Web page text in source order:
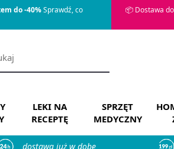
do -40%Sprawdź, co
📦 Dostawa
LEKI NA
RECEPTĘ
SPRZĘT
MEDYCZNY
dostawa już w dobę